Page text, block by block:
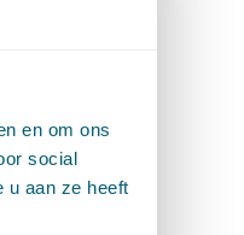
en om ons
social
u aan ze heeft